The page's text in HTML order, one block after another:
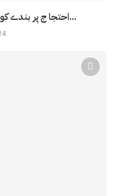
احتجا ج پر بندے کون اٹھا لیتا ہے؟: جج کا آئی جی...